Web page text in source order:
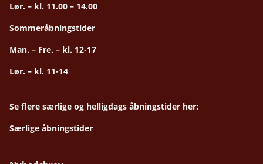
Lør. – kl. 11.00 – 14.00
Sommeråbningstider
Man. – Fre. – kl. 12-17
Lør. – kl. 11-14
Se flere særlige og helligdags åbningstider her:
Særlige åbningstider